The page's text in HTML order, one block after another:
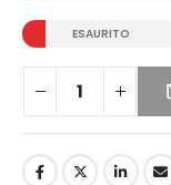
ESAURITO